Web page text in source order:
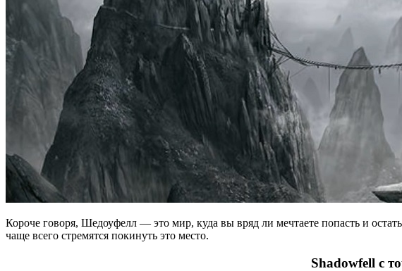
Короче говоря, Шедоуфелл — это мир, куда вы вряд ли мечтаете попасть и
чаще всего стремятся покинуть это место.
Shadowfell с